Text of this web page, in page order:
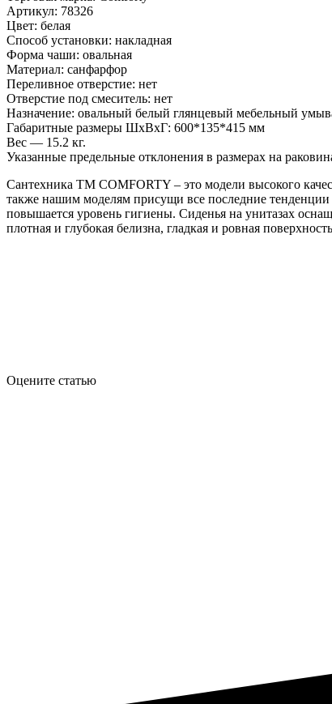
Артикул: 78326
Цвет: белая
Способ установки: накладная
Форма чаши: овальная
Материал: санфарфор
Переливное отверстие: нет
Отверстие под смеситель: нет
Назначение: овальный белый глянцевый мебельный
Габаритные размеры ШхВхГ: 600*135*415 мм
Вес — 15.2 кг.
Указанные предельные отклонения в размерах на
Сантехника ТМ COMFORTY – это модели высокого
также нашим моделям присущи все последние тенденции
повышается уровень гигиены. Сиденья на унитазах
плотная и глубокая белизна, гладкая и ровная
Оцените статью